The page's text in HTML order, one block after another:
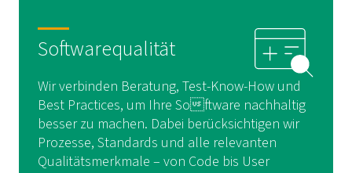
Softwarequalität
Wir verbinden Beratung, Test-Know-How und
Best Practices, um Ihre Software nachhaltig
besser zu machen. Dabei berücksichtigen wir
Prozesse, Standards und alle relevanten
Qualitätsmerkmale – von Code bis User